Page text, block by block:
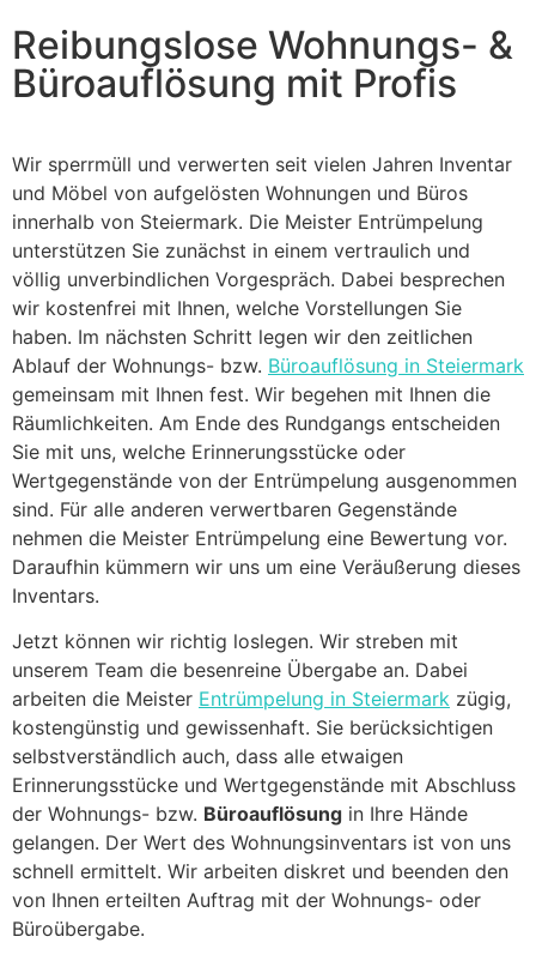
Reibungslose Wohnungs- &
Büroauflösung mit Profis
Wir sperrmüll und verwerten seit vielen Jahren Inventar
und Möbel von aufgelösten Wohnungen und Büros
innerhalb von Steiermark. Die Meister Entrümpelung
unterstützen Sie zunächst in einem vertraulich und
völlig unverbindlichen Vorgespräch. Dabei besprechen
wir kostenfrei mit Ihnen, welche Vorstellungen Sie
haben. Im nächsten Schritt legen wir den zeitlichen
Ablauf der Wohnungs- bzw. Büroauflösung in Steiermark
gemeinsam mit Ihnen fest. Wir begehen mit Ihnen die
Räumlichkeiten. Am Ende des Rundgangs entscheiden
Sie mit uns, welche Erinnerungsstücke oder
Wertgegenstände von der Entrümpelung ausgenommen
sind. Für alle anderen verwertbaren Gegenstände
nehmen die Meister Entrümpelung eine Bewertung vor.
Daraufhin kümmern wir uns um eine Veräußerung dieses
Inventars.
Jetzt können wir richtig loslegen. Wir streben mit
unserem Team die besenreine Übergabe an. Dabei
arbeiten die Meister Entrümpelung in Steiermark zügig,
kostengünstig und gewissenhaft. Sie berücksichtigen
selbstverständlich auch, dass alle etwaigen
Erinnerungsstücke und Wertgegenstände mit Abschluss
der Wohnungs- bzw. Büroauflösung in Ihre Hände
gelangen. Der Wert des Wohnungsinventars ist von uns
schnell ermittelt. Wir arbeiten diskret und beenden den
von Ihnen erteilten Auftrag mit der Wohnungs- oder
Büroübergabe.